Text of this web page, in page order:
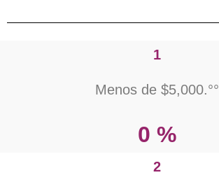
1
Menos de $5,000.°°
0 %
2